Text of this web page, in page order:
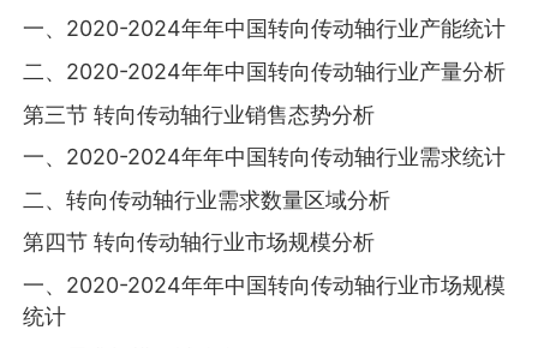
一、2020-2024年年中国转向传动轴行业产能统计
二、2020-2024年年中国转向传动轴行业产量分析
第三节 转向传动轴行业销售态势分析
一、2020-2024年年中国转向传动轴行业需求统计
二、转向传动轴行业需求数量区域分析
第四节 转向传动轴行业市场规模分析
一、2020-2024年年中国转向传动轴行业市场规模
统计